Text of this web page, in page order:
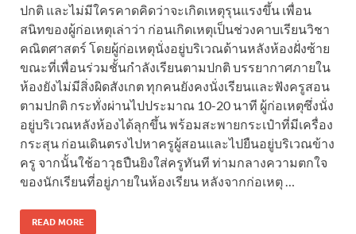
ปกติ และไม่มีใครคาดคิดว่าจะเกิดเหตุรุนแรงขึ้น เพื่อน
สนิทของผู้ก่อเหตุเล่าว่า ก่อนเกิดเหตุเป็นช่วงคาบเรียนวิชา
คณิตศาสตร์ โดยผู้ก่อเหตุนั่งอยู่บริเวณด้านหลังห้องฝั่งซ้าย
ขณะที่เพื่อนร่วมชั้นกำลังเรียนตามปกติ บรรยากาศภายใน
ห้องยังไม่มีสิ่งผิดสังเกต ทุกคนยังคงนั่งเรียนและฟังครูสอน
ตามปกติ กระทั่งผ่านไปประมาณ 10-20 นาที ผู้ก่อเหตุซึ่งนั่ง
อยู่บริเวณหลังห้องได้ลุกขึ้น พร้อมสะพายกระเป๋าที่มีเครื่อง
กระสุน ก่อนเดินตรงไปหาครูผู้สอนและไปยืนอยู่บริเวณข้าง
ครู จากนั้นใช้อาวุธปืนยิงใส่ครูทันที ท่ามกลางความตกใจ
ของนักเรียนที่อยู่ภายในห้องเรียน หลังจากก่อเหตุ …
READ MORE